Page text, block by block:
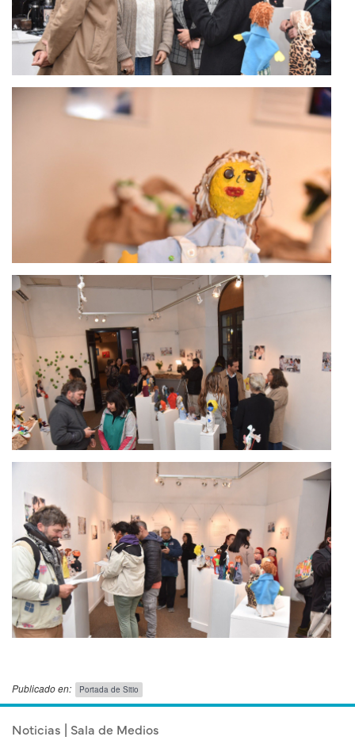
Noticias | Sala de Medios
Publicado en: Portada de Sitio
Publicado el Lunes 11 Mayo, 2026